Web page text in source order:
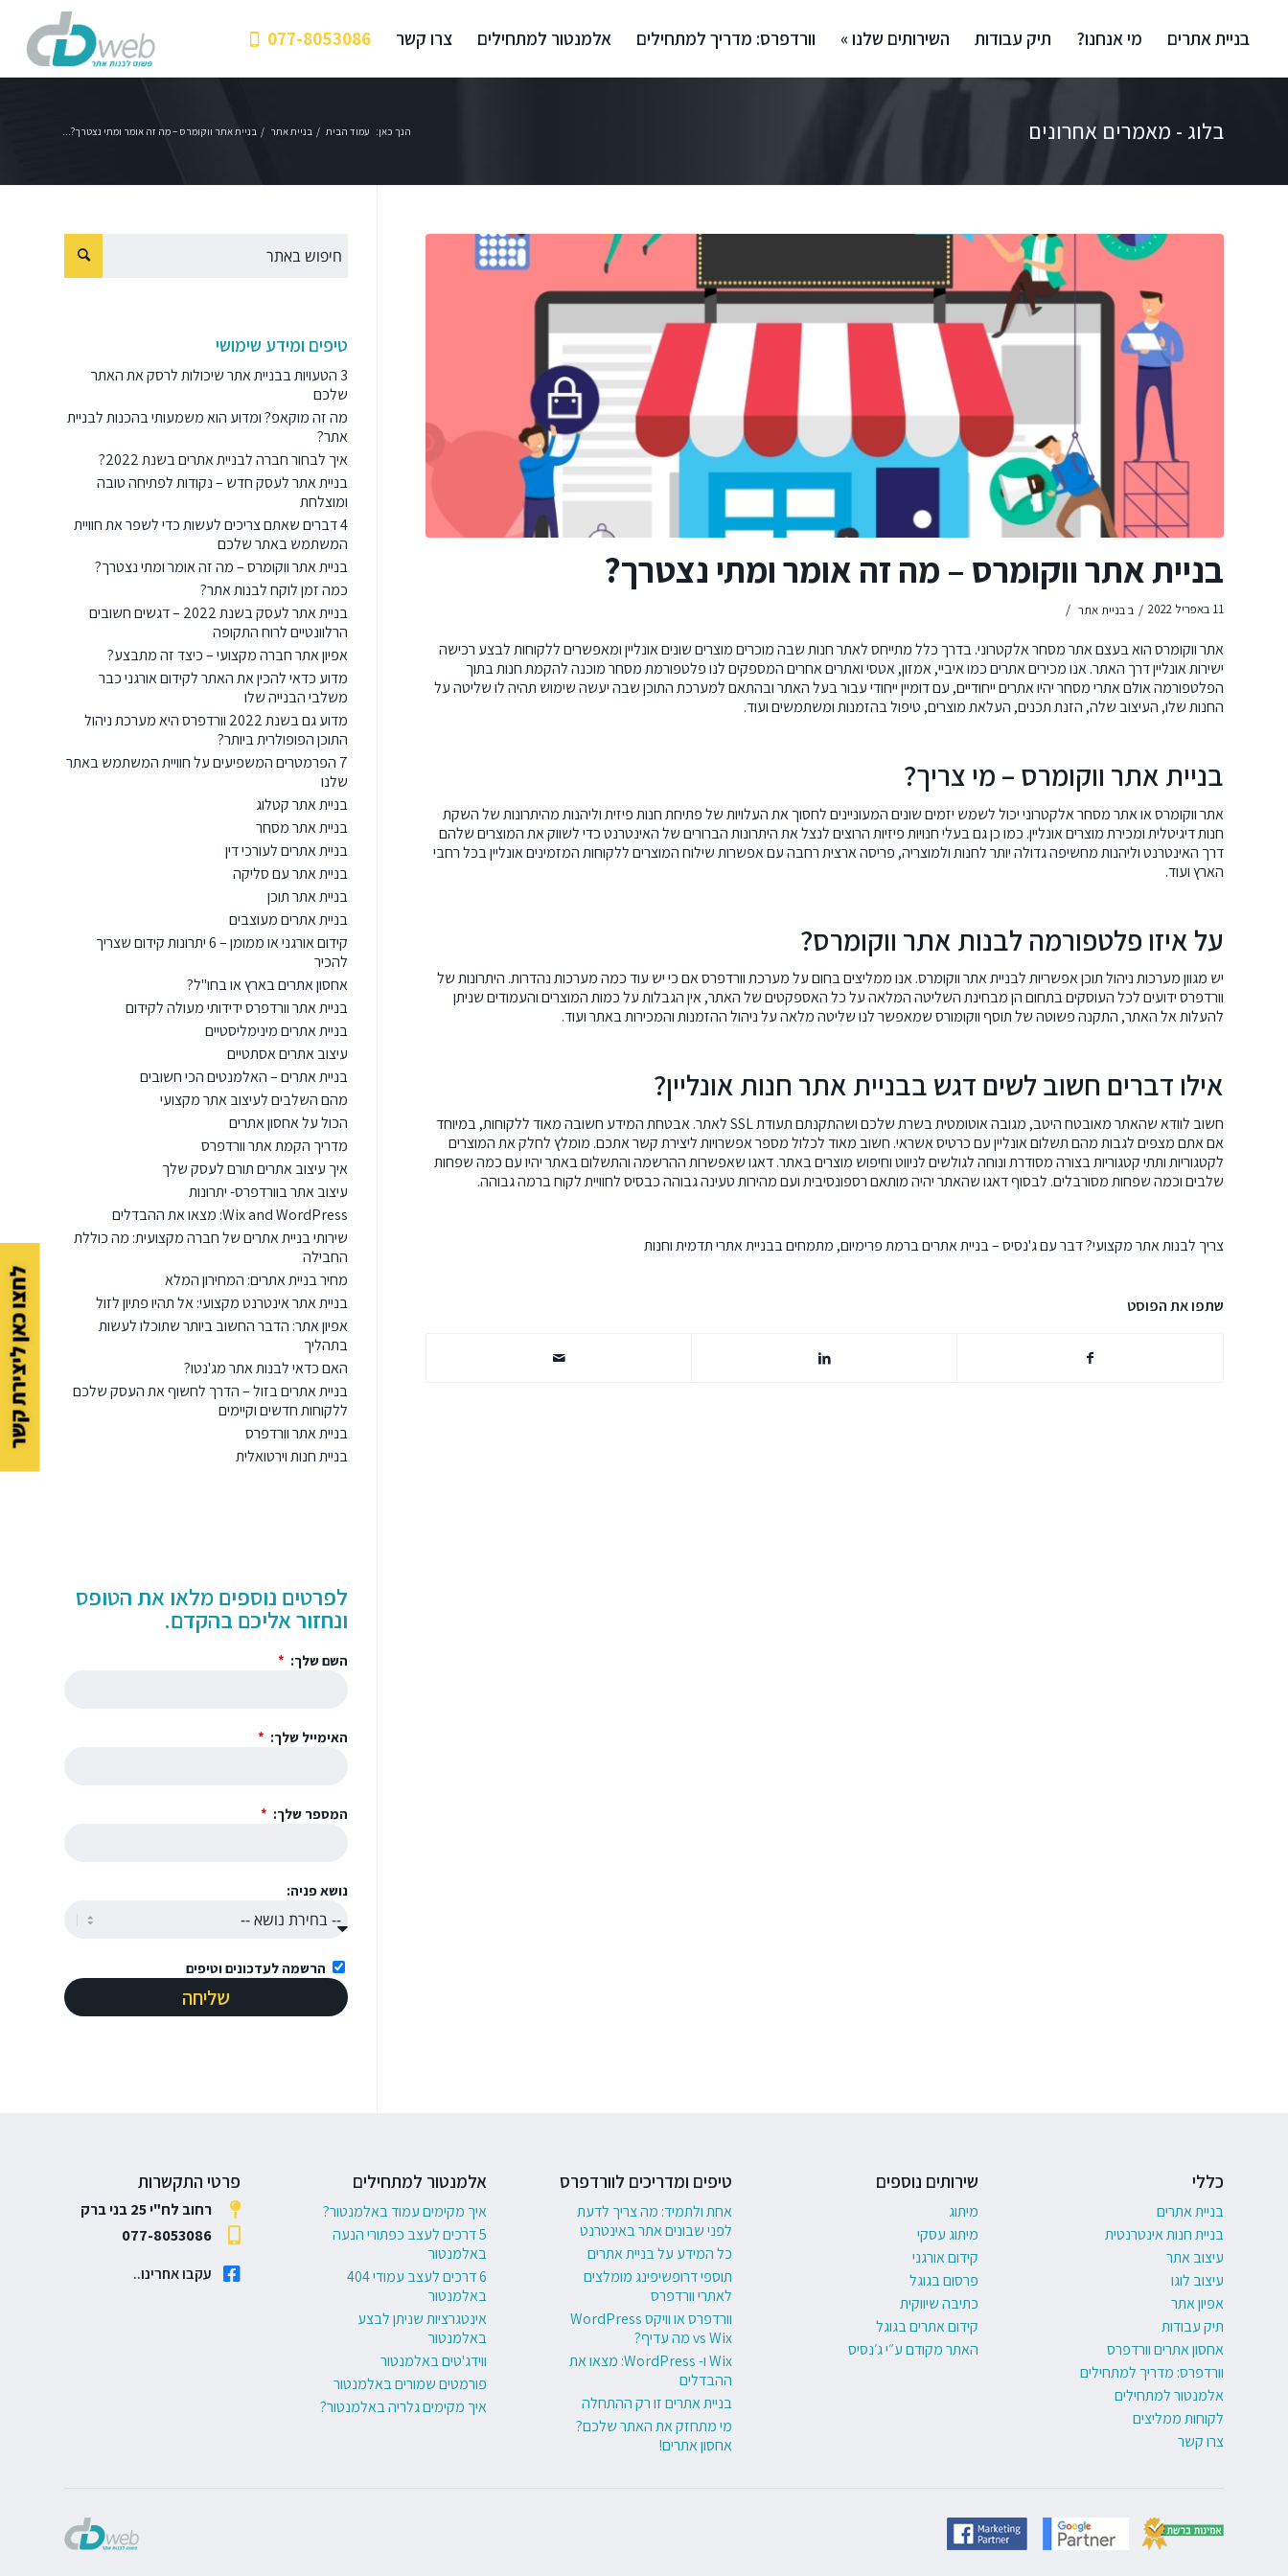
בניית אתרים מי אנחנו? תיק עבודות השירותים שלנו » וורדפרס: מדריך למתחילים אלמנטור למתחילים צרו קשר 077-8053086
בלוג - מאמרים אחרונים הנך כאן: עמוד הבית / בניית אתר / בניית אתר ווקומרס – מה זה אומר ומתי נצטרך?...
בניית אתר ווקומרס – מה זה אומר ומתי נצטרך?
11 באפריל 2022 / בבניית אתר /
אתר ווקומרס הוא בעצם אתר מסחר אלקטרוני. בדרך כלל מתייחס לאתר חנות שבה מוכרים מוצרים שונים אונליין ומאפשרים ללקוחות לבצע רכישה
ישירות אונליין דרך האתר. אנו מכירים אתרים כמו איביי, אמזון, אטסי ואתרים אחרים המספקים לנו פלטפורמת מסחר מוכנה להקמת חנות בתוך
הפלטפורמה אולם אתרי מסחר יהיו אתרים ייחודיים, עם דומיין ייחודי עבור בעל האתר ובהתאם למערכת התוכן שבה יעשה שימוש תהיה לו שליטה על
החנות שלו, העיצוב שלה, הזנת תכנים, העלאת מוצרים, טיפול בהזמנות ומשתמשים ועוד.
בניית אתר ווקומרס – מי צריך?
אתר ווקומרס או אתר מסחר אלקטרוני יכול לשמש יזמים שונים המעוניינים לחסוך את העלויות של פתיחת חנות פיזית וליהנות מהיתרונות של השקת
חנות דיגיטלית ומכירת מוצרים אונליין. כמו כן גם בעלי חנויות פיזיות הרוצים לנצל את היתרונות הברורים של האינטרנט כדי לשווק את המוצרים שלהם
דרך האינטרנט וליהנות מחשיפה גדולה יותר לחנות ולמוצריה, פריסה ארצית רחבה עם אפשרות שילוח המוצרים ללקוחות המזמינים אונליין בכל רחבי
הארץ ועוד.
על איזו פלטפורמה לבנות אתר ווקומרס?
יש מגוון מערכות ניהול תוכן אפשריות לבניית אתר ווקומרס. אנו ממליצים בחום על מערכת וורדפרס אם כי יש עוד כמה מערכות נהדרות. היתרונות של
וורדפרס ידועים לכל העוסקים בתחום הן מבחינת השליטה המלאה על כל האספקטים של האתר, אין הגבלות על כמות המוצרים והעמודים שניתן
להעלות אל האתר, התקנה פשוטה של תוסף ווקומורס שמאפשר לנו שליטה מלאה על ניהול ההזמנות והמכירות באתר ועוד.
אילו דברים חשוב לשים דגש בבניית אתר חנות אונליין?
חשוב לוודא שהאתר מאובטח היטב, מגובה אוטומטית בשרת שלכם ושהתקנתם תעודת SSL לאתר. אבטחת המידע חשובה מאוד ללקוחות, במיוחד
אם אתם מצפים לגבות מהם תשלום אונליין עם כרטיס אשראי. חשוב מאוד לכלול מספר אפשרויות ליצירת קשר אתכם. מומלץ לחלק את המוצרים
לקטגוריות ותתי קטגוריות בצורה מסודרת ונוחה לגולשים לניווט וחיפוש מוצרים באתר. דאגו שאפשרות ההרשמה והתשלום באתר יהיו עם כמה שפחות
שלבים וכמה שפחות מסורבלים. לבסוף דאגו שהאתר יהיה מותאם רספונסיבית ועם מהירות טעינה גבוהה כבסיס לחוויית לקוח ברמה גבוהה.
צריך לבנות אתר מקצועי? דבר עם ג'נסיס –בניית אתריםברמת פרימיום, מתמחים בבניית אתרי תדמית וחנות
שתפו את הפוסט
טיפים ומידע שימושי
3 הטעויות בבניית אתר שיכולות לרסק את האתר
שלכם
מה זה מוקאפ? ומדוע הוא משמעותי בהכנות לבניית
אתר?
איך לבחור חברה לבניית אתרים בשנת 2022?
בניית אתר לעסק חדש – נקודות לפתיחה טובה
ומוצלחת
4 דברים שאתם צריכים לעשות כדי לשפר את חוויית
המשתמש באתר שלכם
בניית אתר ווקומרס – מה זה אומר ומתי נצטרך?
כמה זמן לוקח לבנות אתר?
בניית אתר לעסק בשנת 2022 – דגשים חשובים
הרלוונטיים לרוח התקופה
אפיון אתר חברה מקצועי – כיצד זה מתבצע?
מדוע כדאי להכין את האתר לקידום אורגני כבר
משלבי הבנייה שלו
מדוע גם בשנת 2022 וורדפרס היא מערכת ניהול
התוכן הפופולרית ביותר?
7 הפרמטרים המשפיעים על חוויית המשתמש באתר
שלנו
בניית אתר קטלוג
בניית אתר מסחר
בניית אתרים לעורכי דין
בניית אתר עם סליקה
בניית אתר תוכן
בניית אתרים מעוצבים
קידום אורגני או ממומן – 6 יתרונות קידום שצריך
להכיר
אחסון אתרים בארץ או בחו"ל?
בניית אתר וורדפרס ידידותי מעולה לקידום
בניית אתרים מינימליסטיים
עיצוב אתרים אסתטיים
בניית אתרים – האלמנטים הכי חשובים
מהם השלבים לעיצוב אתר מקצועי
הכול על אחסון אתרים
מדריך הקמת אתר וורדפרס
איך עיצוב אתרים תורם לעסק שלך
עיצוב אתר בוורדפרס- יתרונות
Wix and WordPress: מצאו את ההבדלים
שירותי בניית אתרים של חברה מקצועית: מה כוללת
החבילה
מחיר בניית אתרים: המחירון המלא
בניית אתר אינטרנט מקצועי: אל תהיו פתיון לזול
אפיון אתר: הדבר החשוב ביותר שתוכלו לעשות
בתהליך
האם כדאי לבנות אתר מג'נטו?
בניית אתרים בזול – הדרך לחשוף את העסק שלכם
ללקוחות חדשים וקיימים
בניית אתר וורדפרס
בניית חנות וירטואלית
לפרטים נוספים מלאו את הטופס
ונחזור אליכם בהקדם.
השם שלך:
האימייל שלך:
המספר שלך:
נושא פניה:
הרשמה לעדכונים וטיפים
שליחה
כללי
בניית אתרים
בניית חנות אינטרנטית
עיצוב אתר
עיצוב לוגו
אפיון אתר
תיק עבודות
אחסון אתרים וורדפרס
וורדפרס: מדריך למתחילים
אלמנטור למתחילים
לקוחות ממליצים
צרו קשר
שירותים נוספים
מיתוג
מיתוג עסקי
קידום אורגני
פרסום בגוגל
כתיבה שיווקית
קידום אתרים בגוגל
האתר מקודם ע״י ג׳נסיס
טיפים ומדריכים לוורדפרס
אחת ולתמיד: מה צריך לדעת
לפני שבונים אתר באינטרנט
כל המידע על בניית אתרים
תוספי דרופשיפינג מומלצים
לאתרי וורדפרס
וורדפרס או וויקס WordPress
vs Wix מה עדיף?
Wix ו- WordPress: מצאו את
ההבדלים
בניית אתרים זו רק ההתחלה
מי מתחזק את האתר שלכם?
אחסון אתרים!
אלמנטור למתחילים
איך מקימים עמוד באלמנטור?
5 דרכים לעצב כפתורי הנעה
באלמנטור
6 דרכים לעצב עמודי 404
באלמנטור
אינטגרציות שניתן לבצע
באלמנטור
ווידג'טים באלמנטור
פורמטים שמורים באלמנטור
איך מקימים גלריה באלמנטור?
פרטי התקשרות
רחוב לח"י 25 בני ברק
077-8053086
עקבו אחרינו..
לחצו כאן ליצירת קשר